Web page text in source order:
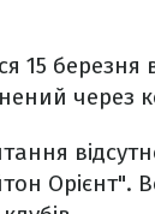
15
через
Орієнт".